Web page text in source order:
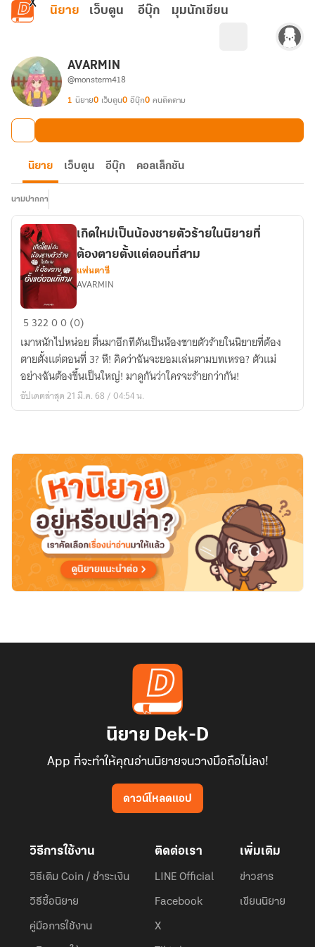
ข้ามไปยังเนื้อหาหลัก
นิยาย เว็บตูน อีบุ๊ก มุมนักเขียน
AVARMIN
@monsterm418
1 นิยาย0 เว็บตูน0 อีบุ๊ก0 คนติดตาม
นิยาย เว็บตูน อีบุ๊ก คอลเล็กชัน
นามปากกา
เกิด
เป็น
น้อง
ชาย
ตัว
นิยาย
ต้อง
ตาย
ตั้งแต่
ตอน
สาม
เกิดใหม่เป็นน้องชายตัวร้ายในนิยายที่
ต้องตายตั้งแต่ตอนที่สาม
แฟนตาซี
AVARMIN
5 32200 (0)
เมาหนักไปหน่อย ตื่นมาอีกทีดันเป็นน้องชายตัวร้ายในนิยายที่ต้อง
ตายตั้งแต่ตอนที่ 3? หึ! คิดว่าฉันจะยอมเล่นตามบทเหรอ? ตัวแม่
อย่างฉันต้องขึ้นเป็นใหญ่! มาดูกันว่าใครจะร้ายกว่ากัน!
อัปเดตล่าสุด 21 มี.ค. 68 / 04:54 น.
นิยาย Dek-D
App ที่จะทำให้คุณอ่านนิยายจนวางมือถือไม่ลง!
ดาวน์โหลดแอป
วิธีการใช้งาน
วิธีเติม Coin / ชำระเงิน
วิธีซื้อนิยาย
คู่มือการใช้งาน
ติดต่อเรา
LINE Official
Facebook
X
เพิ่มเติม
ข่าวสาร
เขียนนิยาย